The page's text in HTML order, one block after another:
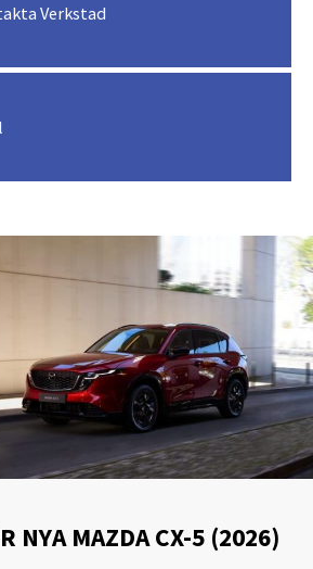
Verkstad
NYA MAZDA CX-5 (2026)